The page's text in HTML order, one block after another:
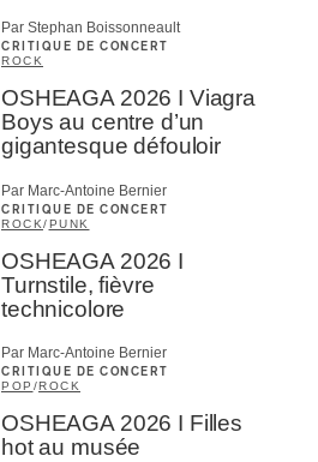
Par Stephan Boissonneault
CRITIQUE DE CONCERT
ROCK
OSHEAGA 2026 I Viagra
Boys au centre d’un
gigantesque défouloir
Par Marc-Antoine Bernier
CRITIQUE DE CONCERT
ROCK/PUNK
OSHEAGA 2026 I
Turnstile, fièvre
technicolore
Par Marc-Antoine Bernier
CRITIQUE DE CONCERT
POP /ROCK
OSHEAGA 2026 I Filles
hot au musée